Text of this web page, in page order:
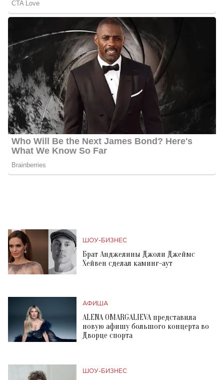
ШОУ-БИЗНЕС
Брат Анджелины Джоли Джеймс
Хейвен сделал каминг-аут
АФИША
ALENA OMARGALIEVA представила
новую афишу большого концерта во
Дворце спорта
ШОУ-БИЗНЕС